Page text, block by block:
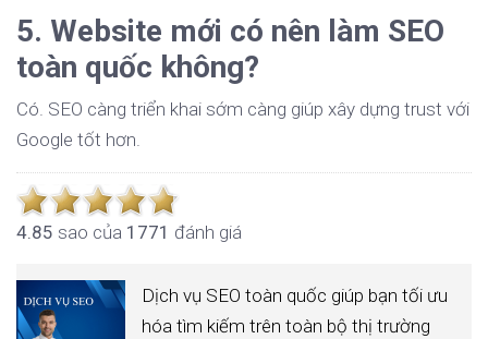
5. Website mới có nên làm SEO
toàn quốc không?
Có. SEO càng triển khai sớm càng giúp xây dựng trust với
Google tốt hơn.
4.85 sao của 1771 đánh giá
Dịch vụ SEO toàn quốc giúp bạn tối ưu
hóa tìm kiếm trên toàn bộ thị trường